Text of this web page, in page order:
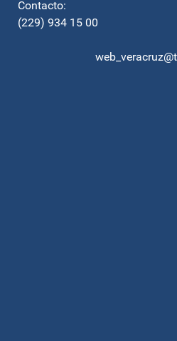
Contacto:
(229) 934 15 00